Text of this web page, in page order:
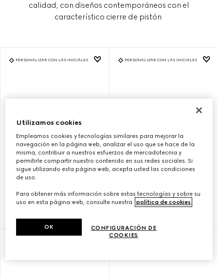
calidad, con diseños contemporáneos con el
característico cierre de pistón.
PERSONALIZAR CON LAS INICIALES
BOLSO DE HOMBRO GUCCI
₺ 139.600
PERSONALIZAR CON LAS INICIALES
Utilizamos cookies
Empleamos cookies y tecnologías similares para mejorar la
navegación en la página web, analizar el uso que se hace de la
misma, contribuir a nuestros esfuerzos de mercadotecnia y
permitirle compartir nuestro contenido en sus redes sociales. Si
sigue utilizando esta página web, acepta usted las condiciones
de uso.
Para obtener más información sobre estas tecnologías y sobre su
uso en esta página web, consulte nuestra
política de cookies.
CONFIGURACIÓN DE
COOKIES
OK